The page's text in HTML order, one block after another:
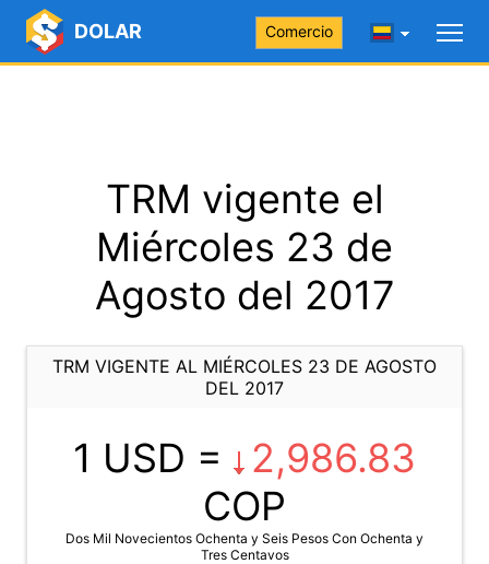
DOLAR Comercio
TRM vigente el
Miércoles 23 de
Agosto del 2017
TRM VIGENTE AL MIÉRCOLES 23 DE AGOSTO
DEL 2017
1 USD =
2,986.83
COP
Dos Mil Novecientos Ochenta y Seis Pesos Con Ochenta y
Tres Centavos